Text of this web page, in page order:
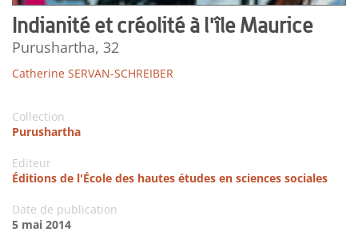
Indianité et créolité à l'île Maurice
Purushartha, 32
Catherine SERVAN-SCHREIBER
Collection
Purushartha
Editeur
Éditions de l'École des hautes études en sciences sociales
Date de publication
5 mai 2014